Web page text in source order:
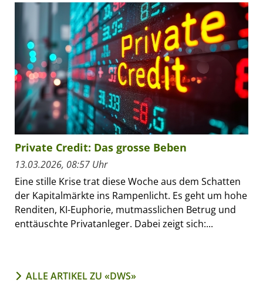
Private Credit: Das grosse Beben
13.03.2026, 08:57 Uhr
Eine stille Krise trat diese Woche aus dem Schatten
der Kapitalmärkte ins Rampenlicht. Es geht um hohe
Renditen, KI-Euphorie, mutmasslichen Betrug und
enttäuschte Privatanleger. Dabei zeigt sich:...
ALLE ARTIKEL ZU «DWS»